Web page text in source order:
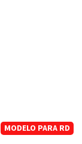
MODELO PARA RD